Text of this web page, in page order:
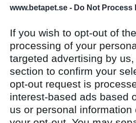
www.betapet.se - Do Not Process
If you wish to opt-out of
processing of your
targeted advertising by
section to confirm your
opt-out request is
interest-based ads based
us or personal
Antal inlägg:
34614
Vad passade ni på att ha samtidigt som
Tre gånger i rad.
Hur många gånger gifte du dig efter
änteligen var det över !